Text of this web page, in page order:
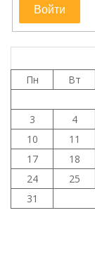
Войти
Пн
Вт
3
4
10
11
17
18
24
25
31